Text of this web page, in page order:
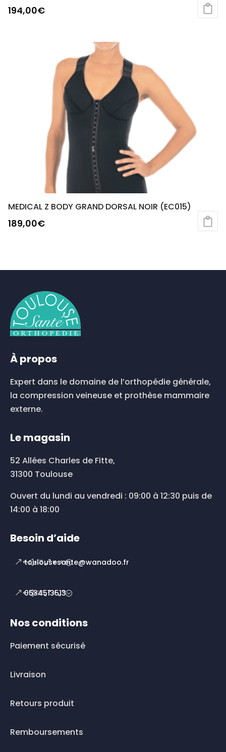
194,00€
MEDICAL Z BODY GRAND DORSAL NOIR (EC015)
189,00€
À propos
Expert dans le domaine de l’orthopédie générale,
la compression veineuse et prothèse mammaire
externe.
Le magasin
52 Allées Charles de Fitte,
31300 Toulouse
Ouvert du lundi au vendredi : 09:00 à 12:30 puis de
14:00 à 18:00
Besoin d’aide
toulousesante@wanadoo.fr
0534513513
Nos conditions
Paiement sécurisé
Livraison
Retours produit
Remboursements